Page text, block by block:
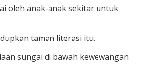
oleh anak-anak sekitar untuk
taman literasi itu.
sungai di bawah kewewangan